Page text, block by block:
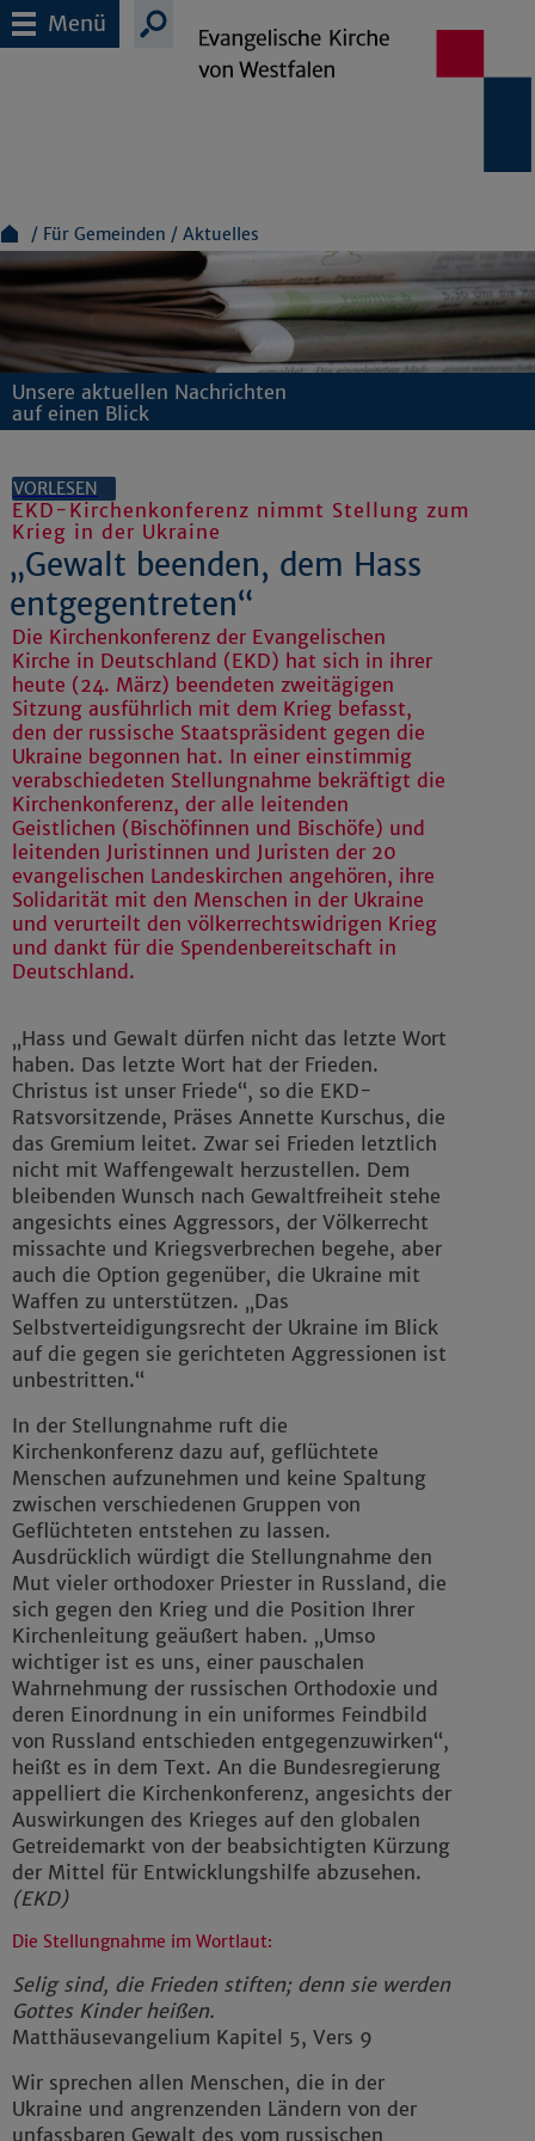
Menü
Für Gemeinden Aktuelles
Unsere aktuellen Nachrichten
auf einen Blick
VORLESEN
EKD-Kirchenkonferenz nimmt Stellung zum
Krieg in der Ukraine
„Gewalt beenden, dem Hass
entgegentreten“
Die Kirchenkonferenz der Evangelischen
Kirche in Deutschland (EKD) hat sich in ihrer
heute (24. März) beendeten zweitägigen
Sitzung ausführlich mit dem Krieg befasst,
den der russische Staatspräsident gegen die
Ukraine begonnen hat. In einer einstimmig
verabschiedeten Stellungnahme bekräftigt die
Kirchenkonferenz, der alle leitenden
Geistlichen (Bischöfinnen und Bischöfe) und
leitenden Juristinnen und Juristen der 20
evangelischen Landeskirchen angehören, ihre
Solidarität mit den Menschen in der Ukraine
und verurteilt den völkerrechtswidrigen Krieg
und dankt für die Spendenbereitschaft in
Deutschland.
„Hass und Gewalt dürfen nicht das letzte Wort
haben. Das letzte Wort hat der Frieden.
Christus ist unser Friede“, so die EKD-
Ratsvorsitzende, Präses Annette Kurschus, die
das Gremium leitet. Zwar sei Frieden letztlich
nicht mit Waffengewalt herzustellen. Dem
bleibenden Wunsch nach Gewaltfreiheit stehe
angesichts eines Aggressors, der Völkerrecht
missachte und Kriegsverbrechen begehe, aber
auch die Option gegenüber, die Ukraine mit
Waffen zu unterstützen. „Das
Selbstverteidigungsrecht der Ukraine im Blick
auf die gegen sie gerichteten Aggressionen ist
unbestritten.“
In der Stellungnahme ruft die
Kirchenkonferenz dazu auf, geflüchtete
Menschen aufzunehmen und keine Spaltung
zwischen verschiedenen Gruppen von
Geflüchteten entstehen zu lassen.
Ausdrücklich würdigt die Stellungnahme den
Mut vieler orthodoxer Priester in Russland, die
sich gegen den Krieg und die Position Ihrer
Kirchenleitung geäußert haben. „Umso
wichtiger ist es uns, einer pauschalen
Wahrnehmung der russischen Orthodoxie und
deren Einordnung in ein uniformes Feindbild
von Russland entschieden entgegenzuwirken“,
heißt es in dem Text. An die Bundesregierung
appelliert die Kirchenkonferenz, angesichts der
Auswirkungen des Krieges auf den globalen
Getreidemarkt von der beabsichtigten Kürzung
der Mittel für Entwicklungshilfe abzusehen.
(EKD)
Die Stellungnahme im Wortlaut:
Selig sind, die Frieden stiften; denn sie werden
Gottes Kinder heißen.
Matthäusevangelium Kapitel 5, Vers 9
Wir sprechen allen Menschen, die in der
Ukraine und angrenzenden Ländern von der
unfassbaren Gewalt des vom russischen